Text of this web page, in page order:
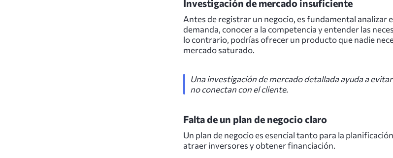
Investigación de mercado insuficiente
Antes de registrar un negocio, es fundamental analizar
demanda, conocer a la competencia y entender las
lo contrario, podrías ofrecer un producto que nadie
mercado saturado.
Una investigación de mercado detallada ayuda a
no conectan con el cliente.
Falta de un plan de negocio claro
Un plan de negocio es esencial tanto para la
atraer inversores y obtener financiación.